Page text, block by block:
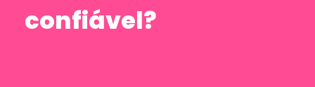
confiável?